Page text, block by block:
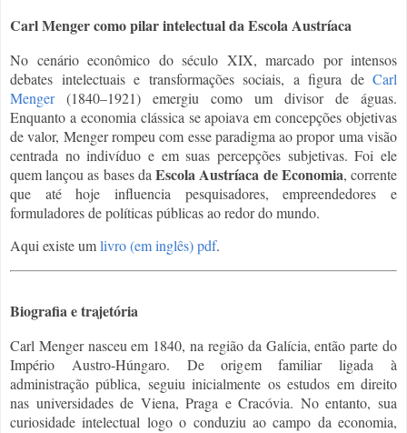
Carl Menger como pilar intelectual da Escola Austríaca
No cenário econômico do século XIX, marcado por intensos
debates intelectuais e transformações sociais, a figura de Carl
Menger(1840–1921) emergiu como um divisor de águas.
Enquanto a economia clássica se apoiava em concepções objetivas
de valor, Menger rompeu com esse paradigma ao propor uma visão
centrada no indivíduo e em suas percepções subjetivas. Foi ele
quem lançou as bases daEscola Austríaca de Economia, corrente
que até hoje influencia pesquisadores, empreendedores e
formuladores de políticas públicas ao redor do mundo.
Aqui existe umlivro (em inglês) pdf.
Biografia e trajetória
Carl Menger nasceu em 1840, na região da Galícia, então parte do
Império Austro-Húngaro. De origem familiar ligada à
administração pública, seguiu inicialmente os estudos em direito
nas universidades de Viena, Praga e Cracóvia. No entanto, sua
curiosidade intelectual logo o conduziu ao campo da economia,